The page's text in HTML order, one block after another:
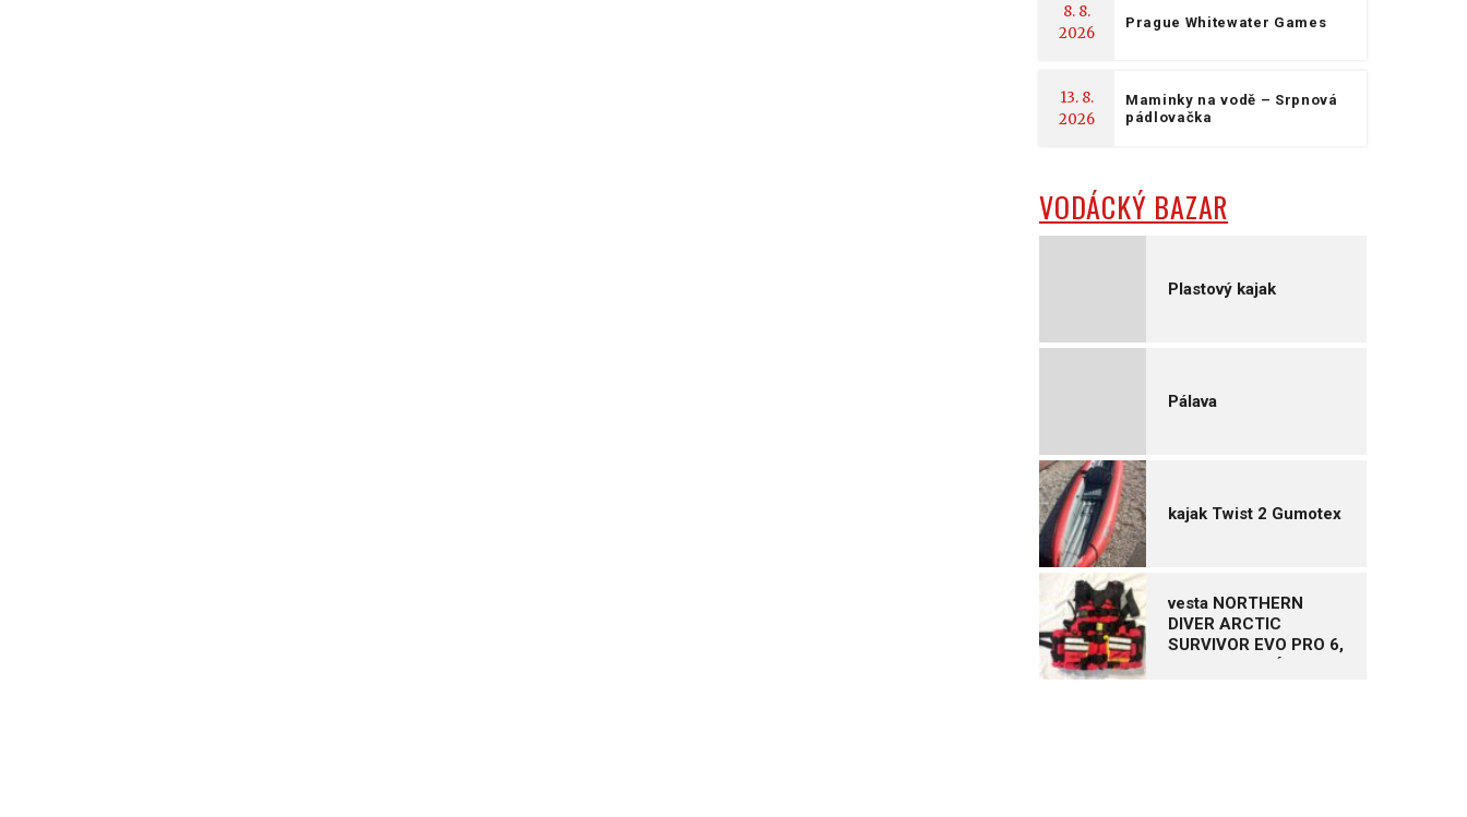
8. 8.
2026
Prague Whitewater Games
13. 8.
2026
Maminky na vodě – Srpnová
pádlovačka
VODÁCKÝ BAZAR
Plastový kajak
Pálava
kajak Twist 2 Gumotex
vesta NORTHERN
DIVER ARCTIC
SURVIVOR EVO PRO 6,
vel. XL – NOVÁ